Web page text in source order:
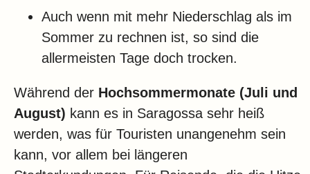
Auch wenn mit mehr Niederschlag als im
Sommer zu rechnen ist, so sind die
allermeisten Tage doch trocken.
Während der Hochsommermonate (Juli und
August) kann es in Saragossa sehr heiß
werden, was für Touristen unangenehm sein
kann, vor allem bei längeren